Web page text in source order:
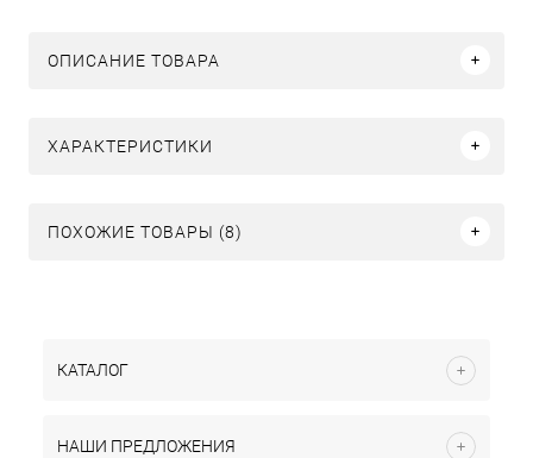
ОПИСАНИЕ ТОВАРА
ХАРАКТЕРИСТИКИ
ПОХОЖИЕ ТОВАРЫ (8)
КАТАЛОГ
НАШИ ПРЕДЛОЖЕНИЯ